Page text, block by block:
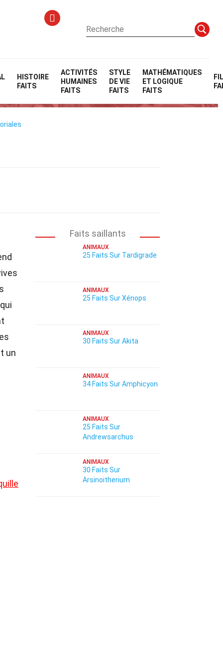
HISTOIRE
FAITS
ACTIVITÉS
HUMAINES
FAITS
STYLE
DE VIE
FAITS
MATHÉMATIQUES
ET LOGIQUE
FAITS
un
Faits saillants
ANIMAUX
25 Faits Sur Tardigrade
ANIMAUX
25 Faits Sur Xénops
ANIMAUX
30 Faits Sur Akita
ANIMAUX
34 Faits Sur Amphicyon
ANIMAUX
25 Faits Sur
Andrewsarchus
ANIMAUX
30 Faits Sur
Arsinoitherium